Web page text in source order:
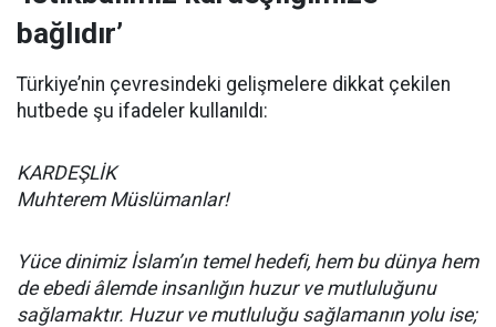
bağlıdır’
Türkiye’nin çevresindeki gelişmelere dikkat çekilen
hutbede şu ifadeler kullanıldı:
KARDEŞLİK
Muhterem Müslümanlar!
Yüce dinimiz İslam’ın temel hedefi, hem bu dünya hem
de ebedi âlemde insanlığın huzur ve mutluluğunu
sağlamaktır. Huzur ve mutluluğu sağlamanın yolu ise;